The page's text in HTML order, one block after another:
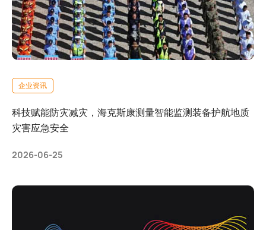
企业资讯
科技赋能防灾减灾，海克斯康测量智能监测装备护航地质
灾害应急安全
2026-06-25